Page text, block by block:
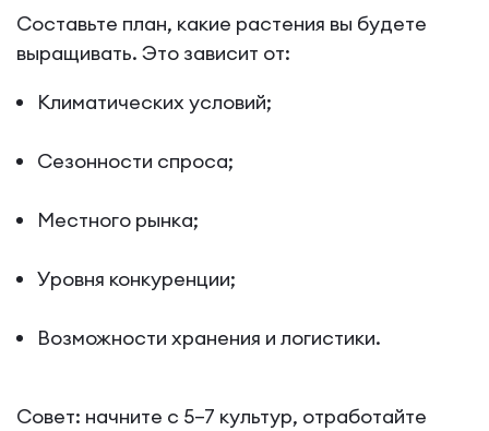
Составьте план, какие растения вы будете
выращивать. Это зависит от:
Климатических условий;
Сезонности спроса;
Местного рынка;
Уровня конкуренции;
Возможности хранения и логистики.
Совет: начните с 5–7 культур, отработайте